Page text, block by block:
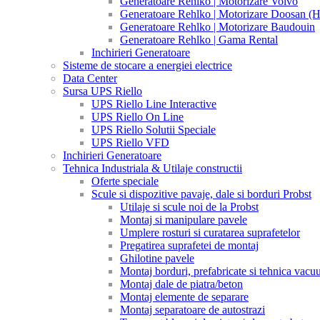
Generatoare Rehlko | Motorizare Doosan
Generatoare Rehlko | Motorizare Baudouin
Generatoare Rehlko | Gama Rental
Inchirieri Generatoare
Sisteme de stocare a energiei electrice
Data Center
Sursa UPS Riello
UPS Riello Line Interactive
UPS Riello On Line
UPS Riello Solutii Speciale
UPS Riello VFD
Inchirieri Generatoare
Tehnica Industriala & Utilaje constructii
Oferte speciale
Scule si dispozitive pavaje, dale si borduri Probst
Utilaje si scule noi de la Probst
Montaj si manipulare pavele
Umplere rosturi si curatarea suprafetelor
Pregatirea suprafetei de montaj
Ghilotine pavele
Montaj borduri, prefabricate si tehnica
Montaj dale de piatra/beton
Montaj elemente de separare
Montaj separatoare de autostrazi